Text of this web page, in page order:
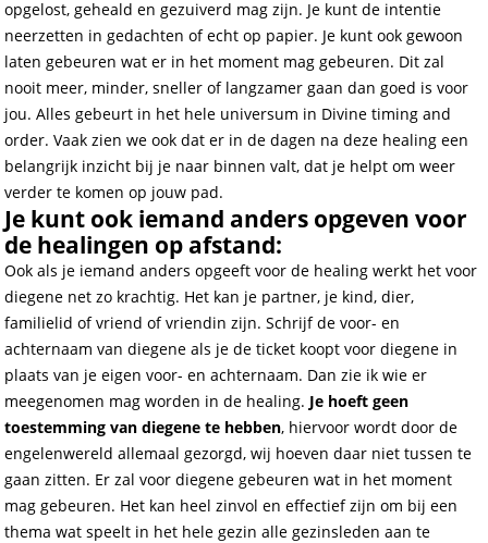
opgelost, geheald en gezuiverd mag zijn. Je kunt de intentie
neerzetten in gedachten of echt op papier. Je kunt ook gewoon
laten gebeuren wat er in het moment mag gebeuren. Dit zal
nooit meer, minder, sneller of langzamer gaan dan goed is voor
jou. Alles gebeurt in het hele universum in Divine timing and
order. Vaak zien we ook dat er in de dagen na deze healing een
belangrijk inzicht bij je naar binnen valt, dat je helpt om weer
verder te komen op jouw pad.
Je kunt ook iemand anders opgeven voor
de healingen op afstand:
Ook als je iemand anders opgeeft voor de healing werkt het voor
diegene net zo krachtig. Het kan je partner, je kind, dier,
familielid of vriend of vriendin zijn. Schrijf de voor- en
achternaam van diegene als je de ticket koopt voor diegene in
plaats van je eigen voor- en achternaam. Dan zie ik wie er
meegenomen mag worden in de healing. Je hoeft geen
toestemming van diegene te hebben, hiervoor wordt door de
engelenwereld allemaal gezorgd, wij hoeven daar niet tussen te
gaan zitten. Er zal voor diegene gebeuren wat in het moment
mag gebeuren. Het kan heel zinvol en effectief zijn om bij een
thema wat speelt in het hele gezin alle gezinsleden aan te